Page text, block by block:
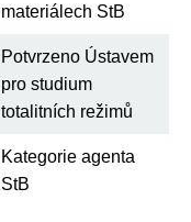
materiálech StB
Potvrzeno Ústavem
pro studium
totalitních režimů
Kategorie agenta
StB